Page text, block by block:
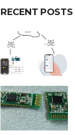
RECENT POSTS